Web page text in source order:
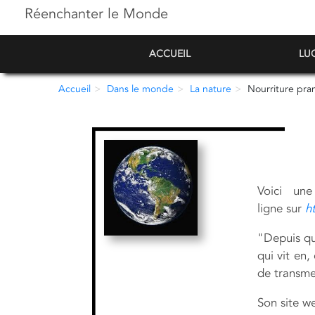
Réenchanter le Monde
ACCUEIL
Accueil Dans le monde La nature Nourriture
Voici
ligne sur
"Depuis
qui vit en,
de
Son site